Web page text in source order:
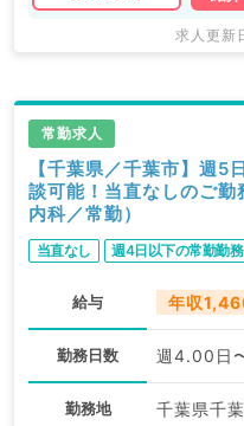
求人更
常勤求人
【千葉県／千葉市】週
談可能！当直なしのご
内科／常勤）
当直なし 週4日以下の常勤勤務
給与 年収
勤務日数 週4.00日
勤務地 千葉県千